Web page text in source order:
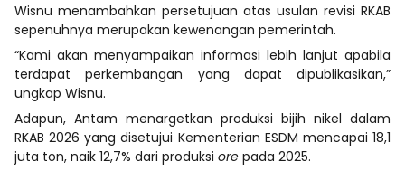
Wisnu menambahkan persetujuan atas usulan revisi RKAB
sepenuhnya merupakan kewenangan pemerintah.
“Kami akan menyampaikan informasi lebih lanjut apabila
terdapat perkembangan yang dapat dipublikasikan,”
ungkap Wisnu.
Adapun, Antam menargetkan produksi bijih nikel dalam
RKAB 2026 yang disetujui Kementerian ESDM mencapai 18,1
juta ton, naik 12,7% dari produksi ore pada 2025.